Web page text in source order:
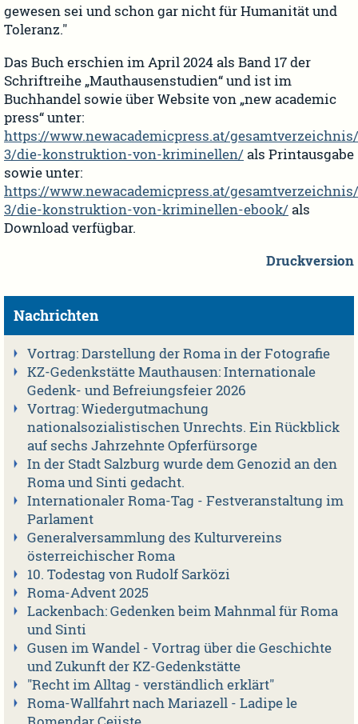
gewesen sei und schon gar nicht für Humanität und
Toleranz."
Das Buch erschien im April 2024 als Band 17 der
Schriftreihe „Mauthausenstudien“ und ist im
Buchhandel sowie über Website von „new academic
press“ unter:
https://www.newacademicpress.at/
3/die-konstruktion-von-kriminellen/als Printausgabe
sowie unter:
https://www.newacademicpress.at/
3/die-konstruktion-von-kriminellen-ebook/als
Download verfügbar.
Druckversion
Nachrichten
Vortrag: Darstellung der Roma in der Fotografie
KZ-Gedenkstätte Mauthausen: Internationale
Gedenk- und Befreiungsfeier 2026
Vortrag: Wiedergutmachung
nationalsozialistischen Unrechts. Ein Rückblick
auf sechs Jahrzehnte Opferfürsorge
In der Stadt Salzburg wurde dem Genozid an den
Roma und Sinti gedacht.
Internationaler Roma-Tag - Festveranstaltung im
Parlament
Generalversammlung des Kulturvereins
österreichischer Roma
10. Todestag von Rudolf Sarközi
Roma-Advent 2025
Lackenbach: Gedenken beim Mahnmal für Roma
und Sinti
Gusen im Wandel - Vortrag über die Geschichte
und Zukunft der KZ-Gedenkstätte
"Recht im Alltag - verständlich erklärt"
Roma-Wallfahrt nach Mariazell - Ladipe le